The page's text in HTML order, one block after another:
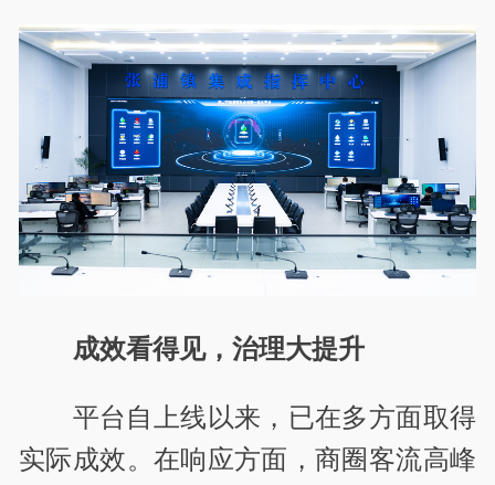
成效看得见，治理大提升
平台自上线以来，已在多方面取得
实际成效。在响应方面，商圈客流高峰